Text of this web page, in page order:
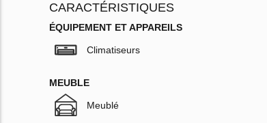
CARACTÉRISTIQUES
ÉQUIPEMENT ET APPAREILS
Climatiseurs
MEUBLE
Meublé